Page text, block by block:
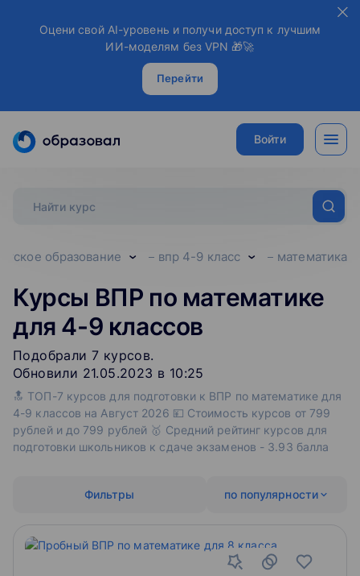
Оцени свой AI-уровень и получи доступ к лучшим
ИИ-моделям без VPN 🎁🚀
Перейти
Войти
образование впр 4-9 класс математика
Курсы ВПР по математике
для 4-9 классов
Подобрали 7 курсов.
Обновили 21.05.2023 в 10:25
🔝 ТОП-7 курсов для подготовки к ВПР по математике для
4-9 классов на Август 2026 💴 Стоимость курсов от 799
рублей и до 799 рублей 🥇 Средний рейтинг курсов для
подготовки школьников к сдаче экзаменов - 3.93 балла
по популярности
Фильтры